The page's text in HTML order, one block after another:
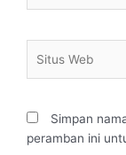
Web
Simpan
peramban ini